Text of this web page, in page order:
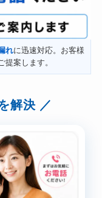
れに迅速対応。お客様
案します。
解決